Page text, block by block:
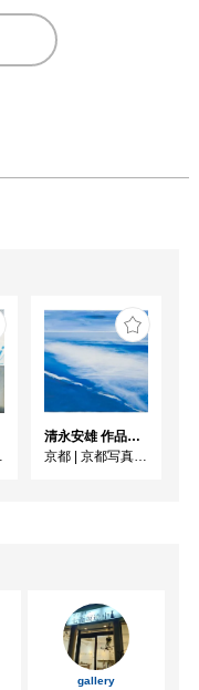
清永安雄 作品展「Sea」
京都 | 京都写真美術館 ギャラリー・ジャパネスク
gallery